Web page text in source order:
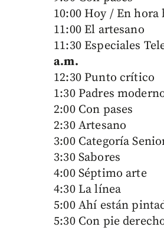
10:00 Hoy / En hora
11:00 El artesano
11:30 Especiales
a.m.
12:30 Punto crítico
1:30 Padres
2:00 Con pases
2:30 Artesano
3:00 Categoría
3:30 Sabores
4:00 Séptimo arte
4:30 La línea
5:00 Ahí están
5:30 Con pie